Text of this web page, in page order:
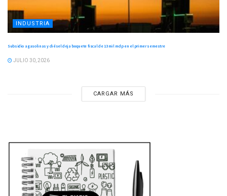
INDUSTRIA
Subsidio a gasolinas y diésel deja boquete fiscal de 13 mil mdp en el primer semestre
JULIO 30, 2026
CARGAR MÁS